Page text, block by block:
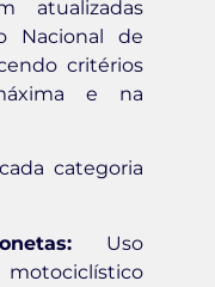
atualizadas
Nacional de
critérios
e na
categoria
Uso